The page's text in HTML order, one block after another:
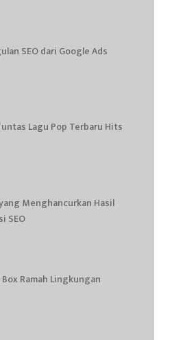
SEO dari Google Ads
Lagu Pop Terbaru Hits
Menghancurkan Hasil
SEO
Ramah Lingkungan